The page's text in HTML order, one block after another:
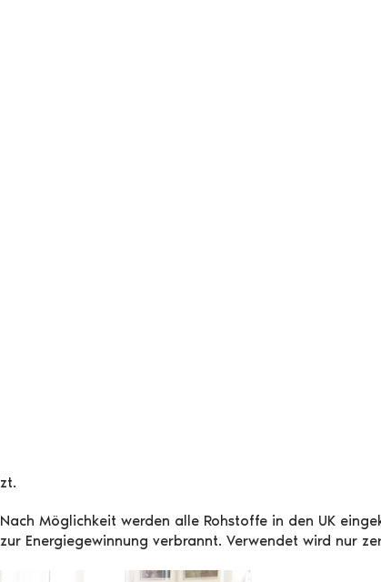
Möglichkeit werden alle Rohstoffe in den UK
Energiegewinnung verbrannt. Verwendet wird nur